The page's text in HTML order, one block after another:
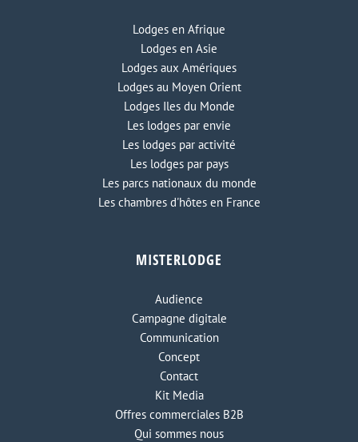
Lodges en Afrique
Lodges en Asie
Lodges aux Amériques
Lodges au Moyen Orient
Lodges Iles du Monde
Les lodges par envie
Les lodges par activité
Les lodges par pays
Les parcs nationaux du monde
Les chambres d'hôtes en France
MISTERLODGE
Audience
Campagne digitale
Communication
Concept
Contact
Kit Media
Offres commerciales B2B
Qui sommes nous